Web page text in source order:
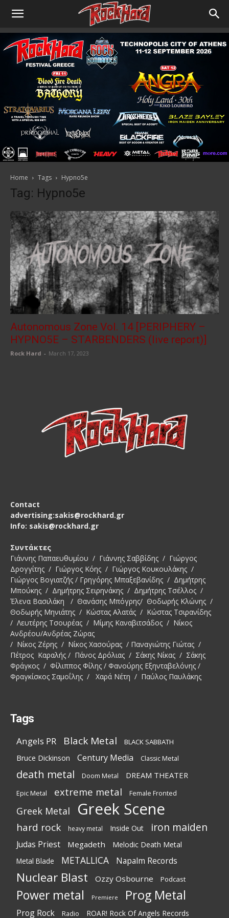
Home Tags Hypno5e
Tag: Hypno5e
Autonomous Zone Vol. 14 [PERIPHERY –
HYPNO5E – STARBENDERS (live report)]
Rock Hard - March 17, 2023
Contact
advertising:sakis@rockhard.gr
Info: sakis@rockhard.gr
Συντάκτες
Γιάννης Παπαευθυμίου / Γιάννης Σαββίδης / Γιώργος
Δρογγίτης / Γιώργος Κόης / Γιώργος Κουκουλάκης /
Γιώργος Βογιατζής / Γρηγόρης Μπαξεβανίδης / Δημήτρης
Μπούκης / Δημήτρης Σειρηνάκης / Δημήτρης Τσέλλος /
Έλενα Βασιλάκη / Θανάσης Μπόγρης/ Θοδωρής Κλώνης /
Θοδωρής Μηνιάτης / Κώστας Αλατάς / Κώστας Τσιρανίδης
/ Λευτέρης Τσουρέας / Μίμης Καναβιτσάδος / Νίκος
Ανδρέου/Ανδρέας Ζώρας
/ Νίκος Ζέρης / Νίκος Χασούρας / Παναγιώτης Γιώτας /
Πέτρος Καραλής / Πάνος Δρόλιας / Σάκης Νίκας / Σάκης
Φράγκος / Φίλιππος Φίλης / Φανούρης Εξηνταβελόνης /
Φραγκίσκος Σαμοΐλης / Χαρά Νέτη / Παύλος Παυλάκης
Tags
Angels PR Black Metal BLACK SABBATH
Bruce Dickinson Century Media Classic Metal
death metal Doom Metal DREAM THEATER
Epic Metal extreme metal Female Fronted
Greek Metal Greek Scene
hard rock heavy metal Inside Out iron maiden
Judas Priest Megadeth Melodic Death Metal
Metal Blade METALLICA Napalm Records
Nuclear Blast Ozzy Osbourne Podcast
Power metal Premiere Prog Metal
Prog Rock Radio ROAR! Rock Of Angels Records